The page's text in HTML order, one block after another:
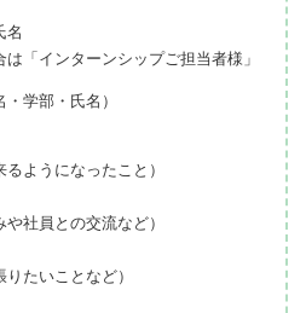
名
「インターンシップご担当者様」
学部・氏名）
ようになったこと）
社員との交流など）
たいことなど）